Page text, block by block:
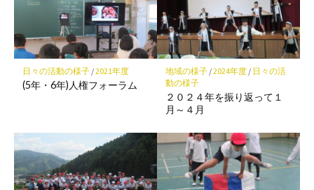
日々の活動の様子/2021年度
(5年・6年)人権フォーラム
地域の様子/2024年度/ 日々の活
動の様子
２０２４年を振り返って１
月～４月